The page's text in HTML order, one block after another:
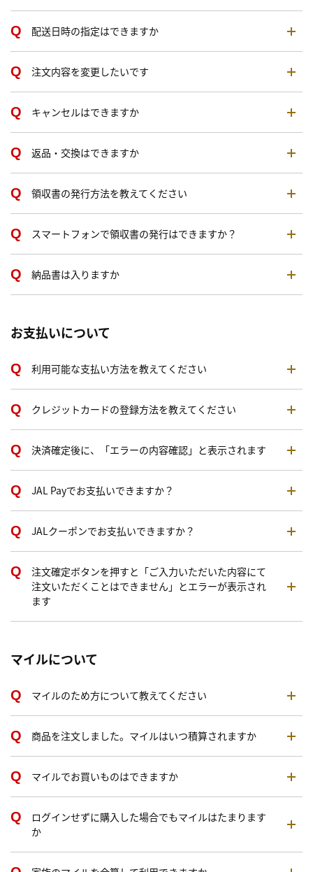
配送日時の指定はできますか
注文内容を変更したいです
キャンセルはできますか
返品・交換はできますか
領収書の発行方法を教えてください
スマートフォンで領収書の発行はできますか？
納品書は入りますか
お支払いについて
利用可能な支払い方法を教えてください
クレジットカードの登録方法を教えてください
決済確定後に、「エラーの内容確認」と表示されます
JAL Payでお支払いできますか？
JALクーポンでお支払いできますか？
注文確定ボタンを押すと「ご入力いただいた内容にて
注文いただくことはできません」とエラーが表示され
ます
マイルについて
マイルのため方について教えてください
商品を注文しました。マイルはいつ積算されますか
マイルでお買いものはできますか
ログインせずに購入した場合でもマイルはたまります
か